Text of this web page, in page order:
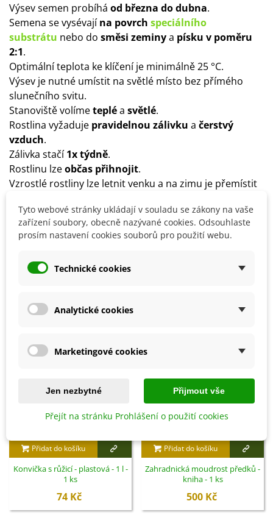
Výsev semen probíhá od března do dubna.
Semena se vysévajína povrch speciálního
substrátu nebo do směsi zeminya písku v poměru
2:1.
Optimální teplota ke klíčení je minimálně 25 °C.
Výsev je nutné umístit na světlé místo bez přímého
slunečního svitu.
Stanoviště volímetepléa světlé.
Rostlina vyžaduje pravidelnou zálivku a čerstvý
vzduch.
Zálivka stačí1x týdně.
Rostlinu lzeobčas přihnojit.
Vzrostlé rostliny lze letnit venku a na zimu je přemístit
Detaily produktu
Přidat do košíku
Konvička s růžicí - plastová - 1 l -
1 ks
74 Kč
Přidat do košíku
Zahradnická moudrost předků -
kniha - 1 ks
500 Kč
Tyto webové stránky ukládají v souladu se zákony na vaše
zařízení soubory, obecně nazývané cookies. Odsouhlaste
prosím nastavení cookies souborů pro použití webu.
Technické cookies
Analytické cookies
Marketingové cookies
Jen nezbytné Přijmout vše
Přejít na stránku Prohlášení o použití cookies